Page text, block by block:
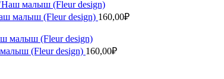
малыш (Fleur design) 160,00₽
(Fleur design) 160,00₽